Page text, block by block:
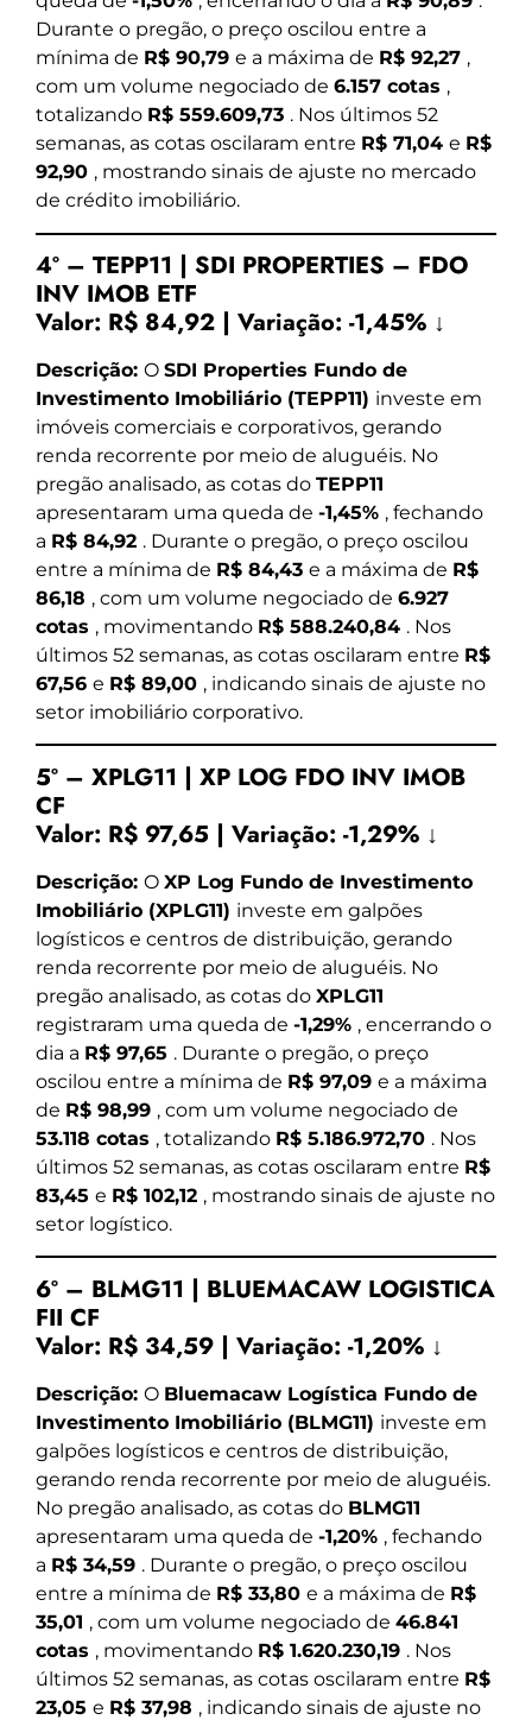
Durante o pregão, o preço oscilou entre a
mínima de R$ 90,79 e a máxima de R$ 92,27 ,
com um volume negociado de 6.157 cotas ,
totalizando R$ 559.609,73 . Nos últimos 52
semanas, as cotas oscilaram entre R$ 71,04 e R$
92,90 , mostrando sinais de ajuste no mercado
de crédito imobiliário.
4º – TEPP11 | SDI PROPERTIES – FDO
INV IMOB ETF
Valor: R$ 84,92 | Variação: -1,45% ↓
Descrição: O SDI Properties Fundo de
Investimento Imobiliário (TEPP11) investe em
imóveis comerciais e corporativos, gerando
renda recorrente por meio de aluguéis. No
pregão analisado, as cotas do TEPP11
apresentaram uma queda de -1,45% , fechando
a R$ 84,92 . Durante o pregão, o preço oscilou
entre a mínima de R$ 84,43 e a máxima de R$
86,18 , com um volume negociado de 6.927
cotas , movimentando R$ 588.240,84 . Nos
últimos 52 semanas, as cotas oscilaram entre R$
67,56 e R$ 89,00 , indicando sinais de ajuste no
setor imobiliário corporativo.
5º – XPLG11 | XP LOG FDO INV IMOB
CF
Valor: R$ 97,65 | Variação: -1,29% ↓
Descrição: O XP Log Fundo de Investimento
Imobiliário (XPLG11) investe em galpões
logísticos e centros de distribuição, gerando
renda recorrente por meio de aluguéis. No
pregão analisado, as cotas do XPLG11
registraram uma queda de -1,29% , encerrando o
dia a R$ 97,65 . Durante o pregão, o preço
oscilou entre a mínima de R$ 97,09 e a máxima
de R$ 98,99 , com um volume negociado de
53.118 cotas , totalizando R$ 5.186.972,70 . Nos
últimos 52 semanas, as cotas oscilaram entre R$
83,45 e R$ 102,12 , mostrando sinais de ajuste no
setor logístico.
6º – BLMG11 | BLUEMACAW LOGISTICA
FII CF
Valor: R$ 34,59 | Variação: -1,20% ↓
Descrição: O Bluemacaw Logística Fundo de
Investimento Imobiliário (BLMG11) investe em
galpões logísticos e centros de distribuição,
gerando renda recorrente por meio de aluguéis.
No pregão analisado, as cotas do BLMG11
apresentaram uma queda de -1,20% , fechando
a R$ 34,59 . Durante o pregão, o preço oscilou
entre a mínima de R$ 33,80 e a máxima de R$
35,01 , com um volume negociado de 46.841
cotas , movimentando R$ 1.620.230,19 . Nos
últimos 52 semanas, as cotas oscilaram entre R$
23,05 e R$ 37,98 , indicando sinais de ajuste no